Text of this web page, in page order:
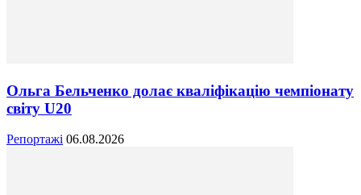
Ольга Бельченко долає кваліфікацію чемпіонату
світу U20
Репортажі 06.08.2026